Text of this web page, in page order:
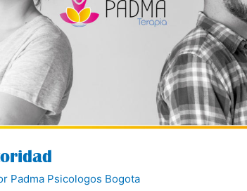
Padma Psicologos Bogota